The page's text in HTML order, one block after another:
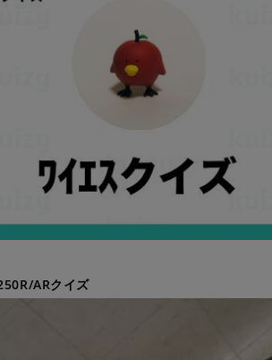
ARクイズ